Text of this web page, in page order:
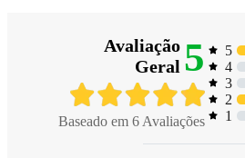
Avaliação
Geral 5
Baseado em 6Avaliações
5
4
3
2
1